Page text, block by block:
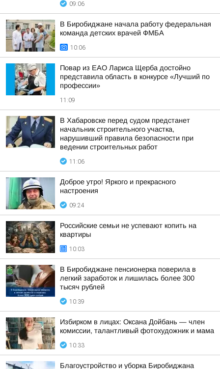
09:06
В Биробиджане начала работу федеральная
команда детских врачей ФМБА
10:06
Повар из ЕАО Лариса Щерба достойно
представила область в конкурсе «Лучший по
профессии»
11:09
В Хабаровске перед судом предстанет
начальник строительного участка,
нарушивший правила безопасности при
ведении строительных работ
11:06
Доброе утро! Яркого и прекрасного
настроения
09:24
Российские семьи не успевают копить на
квартиры
10:03
В Биробиджане пенсионерка поверила в
легкий заработок и лишилась более 300
тысяч рублей
10:39
Избирком в лицах: Оксана Дойбань — член
комиссии, талантливый фотохудожник и мама
10:33
Благоустройство и уборка Биробиджана